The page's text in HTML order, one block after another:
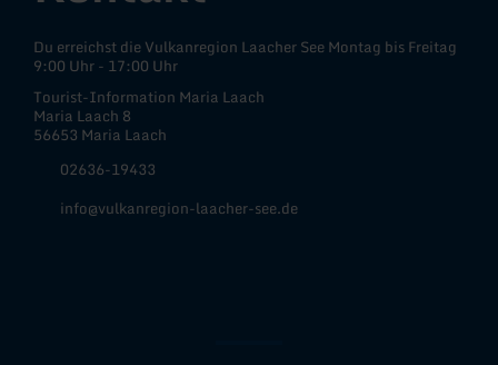
Du erreichst die Vulkanregion Laacher See Montag bis Freitag
9:00 Uhr - 17:00 Uhr
Tourist-Information Maria Laach
Maria Laach 8
56653 Maria Laach
02636-19433
info@vulkanregion-laacher-see.de